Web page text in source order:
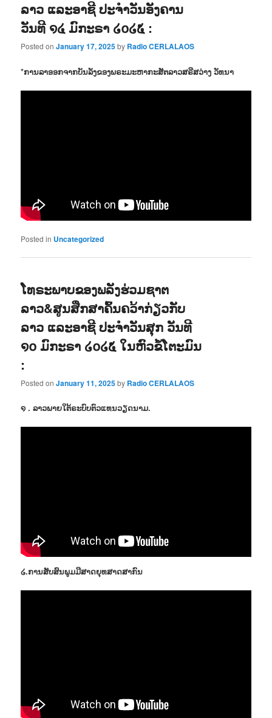
ລາວ ແລະອາຊີ ປະຈຳວັນອັງຄານ
ວັນທີ ໑໔ ມົກະຣາ ໒໐໒໕ :
Posted onJanuary 17, 2025by Radio CERLALAOS
*ການລາອອກຈາກບັນລັງຂອງພຣະມະຫາກະສັຕລາວສຣີສວ່າງ ວັທນາ
Posted in Uncategorized
ໂທຣະພາບຂອງພລັງຮ່ວມຊາຕ
ລາວ&ສູນສືກສາຄົ້ນຄວ້າກ່ຽວກັບ
ລາວ ແລະອາຊີ ປະຈຳວັນສຸກ ວັນທີ
໑໐ ມົກະຣາ ໒໐໒໕ ໃນຫົວຂໍ້ໂຕະມົນ
:
Posted onJanuary 11, 2025by Radio CERLALAOS
໑ . ລາວພາຍໃຕ້ຣະບົບຕົວແທນວຽດນາມ.
໒.ການສັບສົນພູມມີສາດຍຸທສາດສາກົນ